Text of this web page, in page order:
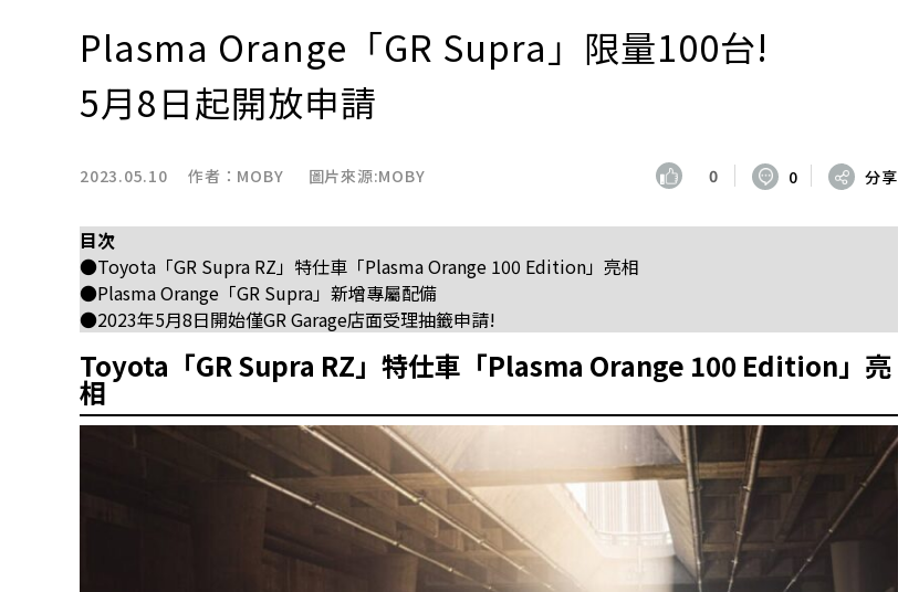
Plasma Orange「GR Supra」限量100台!
5月8日起開放申請
2023.05.10 作者： MOBY 圖片來源:MOBY 0 0 分享
目次
●Toyota「GR Supra RZ」特仕車「Plasma Orange 100 Edition」亮相
●Plasma Orange「GR Supra」新增專屬配備
●2023年5月8日開始僅GR Garage店面受理抽籤申請!
Toyota「GR Supra RZ」特仕車「Plasma Orange 100 Edition」亮
相